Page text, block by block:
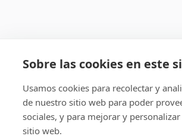
Sobre las cookies en este
Usamos cookies para recolectar y
de nuestro sitio web para poder
sociales, y para mejorar y
sitio web.